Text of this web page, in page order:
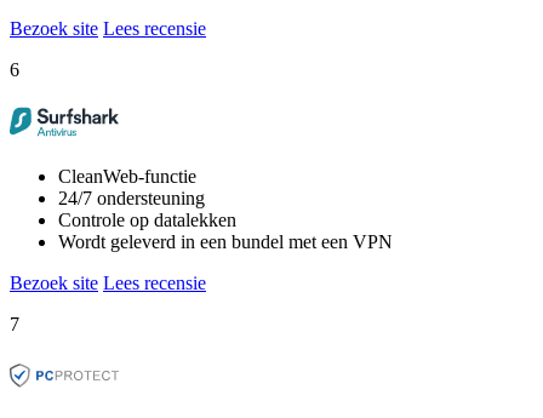
Bezoek site Lees recensie
6
CleanWeb-functie
24/7 ondersteuning
Controle op datalekken
Wordt geleverd in een bundel met een VPN
Bezoek site Lees recensie
7